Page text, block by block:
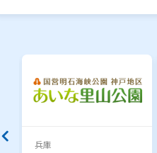
兵庫